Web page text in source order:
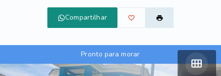
Compartilhar
Pronto para morar